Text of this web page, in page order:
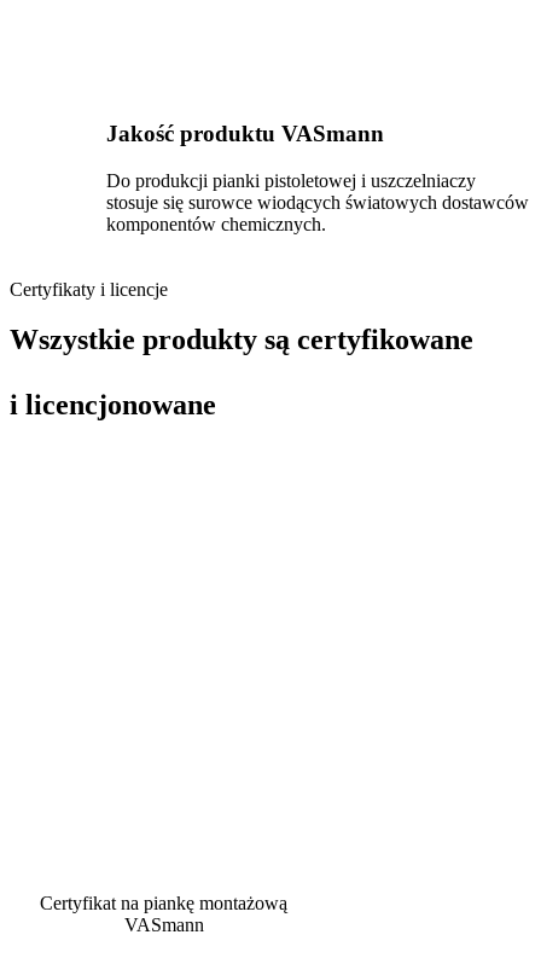
Jakość produktu VASmann
Do produkcji pianki pistoletowej i uszczelniaczy
stosuje się surowce wiodących światowych dostawców
komponentów chemicznych.
Certyfikaty i licencje
Wszystkie produkty są certyfikowane
i licencjonowane
Certyfikat na piankę montażową
VASmann